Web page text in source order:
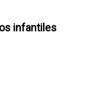
infantiles